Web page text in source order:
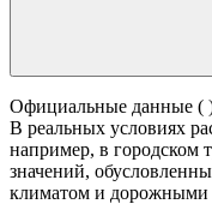
Официальные данные (
В реальных условиях
например, в городском
значений,
климатом и дорожными